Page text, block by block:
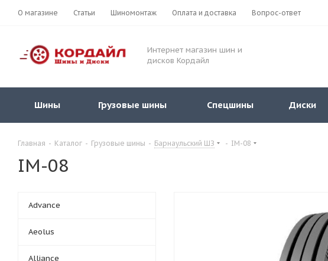
О магазине Статьи Шиномонтаж Оплата и доставка Вопрос-ответ
Интернет магазин шин и
дисков Кордайл
Шины Грузовые шины Спецшины Диски
Главная - Каталог - Грузовые шины - Барнаульский ШЗ - IM-08
IM-08
Advance
Aeolus
Alliance